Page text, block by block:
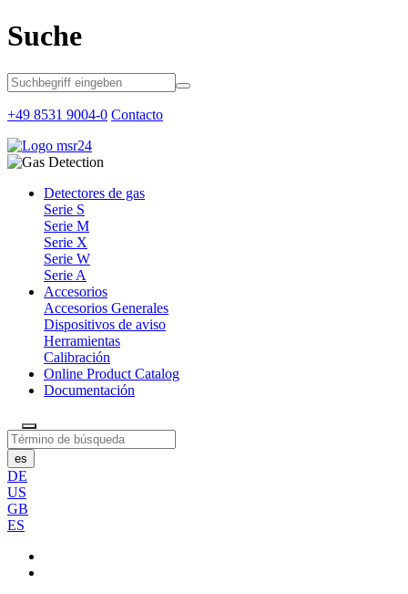
Suche
+49 8531 9004-0 Contacto
Detectores de gas
Serie S
Serie M
Serie X
Serie W
Serie A
Accesorios
Accesorios Generales
Dispositivos de aviso
Herramientas
Calibración
Online Product Catalog
Documentación
es
DE
US
GB
ES